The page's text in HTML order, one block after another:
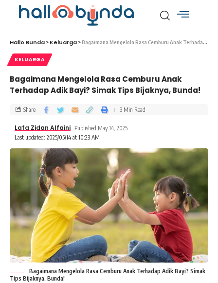
Hallo Bunda > Keluarga >Bagaimana Mengelola Rasa Cemburu Anak Terhadap Adik Bayi? Simak Tips Bijaknya, Bunda!
KELUARGA
Bagaimana Mengelola Rasa Cemburu Anak
Terhadap Adik Bayi? Simak Tips Bijaknya, Bunda!
Last updated: 2025/05/14 at 10:23 AM
Lafa Zidan Alfaini Published May 14, 2025
Share 3 Min Read
Bagaimana Mengelola Rasa Cemburu Anak Terhadap Adik Bayi? Simak
Tips Bijaknya, Bunda!